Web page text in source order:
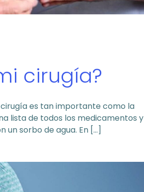
cirugía?
cirugía es tan importante como la
lista de todos los medicamentos y
sorbo de agua. En […]